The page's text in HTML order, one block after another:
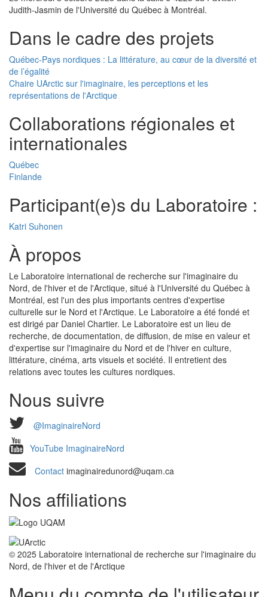
Judith-Jasmin de l'Université du Québec à Montréal.
Dans le cadre des projets
Québec-Pays nordiques : La littérature, au cœur de la diversité et
de l’égalité
Chaire UArctic sur l'imaginaire, les perceptions et les
représentations de l'Arctique
Collaborations régionales et
internationales
Québec
Finlande
Participant(e)s du Laboratoire :
Katri Suhonen
À propos
Le Laboratoire international de recherche sur l'imaginaire du
Nord, de l'hiver et de l'Arctique, situé à l'Université du Québec à
Montréal, est l'un des plus importants centres d'expertise
culturelle sur le Nord et l'Arctique. Le Laboratoire a été fondé et
est dirigé par Daniel Chartier. Le Laboratoire est un lieu de
recherche, de documentation, de diffusion, de mise en valeur et
d'expertise sur l'imaginaire du Nord et de l'hiver en culture,
littérature, cinéma, arts visuels et société. Il entretient des
relations avec toutes les cultures nordiques.
Nous suivre
@ImaginaireNord
YouTube ImaginaireNord
Contact imaginairedunord@uqam.ca
Nos affiliations
© 2025 Laboratoire international de recherche sur l'imaginaire du
Nord, de l'hiver et de l'Arctique